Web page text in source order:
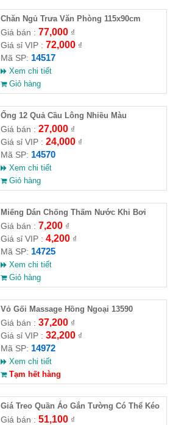
Chăn Ngủ Trưa Văn Phòng 115x90cm
Giá bán : 77,000₫
Giá sỉ VIP : 72,000₫
Mã SP: 14517
Xem chi tiết
Giỏ hàng
Ống 12 Quả Cầu Lông Nhiều Màu
Giá bán : 27,000₫
Giá sỉ VIP : 24,000₫
Mã SP: 14570
Xem chi tiết
Giỏ hàng
Miếng Dán Chống Thấm Nước Khi Bơi
Giá bán : 7,200₫
Giá sỉ VIP : 4,200₫
Mã SP: 14725
Xem chi tiết
Giỏ hàng
Vỏ Gối Massage Hồng Ngoại 13590
Giá bán : 37,200₫
Giá sỉ VIP : 32,200₫
Mã SP: 14972
Xem chi tiết
Tạm hết hàng
Giá Treo Quần Áo Gắn Tường Có Thể Kéo
Dài
Giá bán : 51,100₫